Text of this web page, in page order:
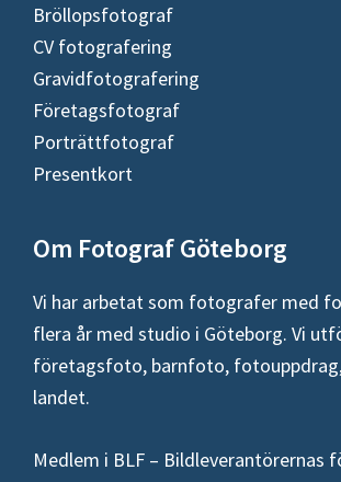
Bröllopsfotograf
CV fotografering
Gravidfotografering
Företagsfotograf
Porträttfotograf
Presentkort
Om Fotograf Göteborg
Vi har arbetat som fotografer med
flera år med studio i Göteborg. Vi
företagsfoto, barnfoto,
landet.
Medlem i BLF – Bildleverantörernas